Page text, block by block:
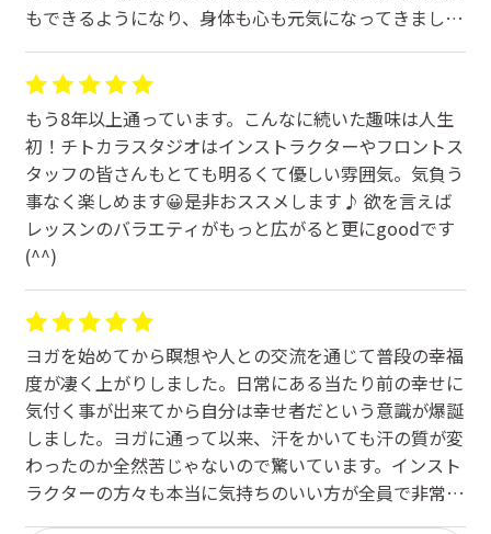
もできるようになり、身体も心も元気になってきまし
た。
出来なかったポーズが、少しずつ出来るようになり、体
感の変化を日々実感できています。
組めなかった胡座が出来るようになり、生活面で階段の
上り下りが楽になってきた事、諦めから「やれば出来
る！」に変わってきました。講師の皆様のおかげです。
これからも楽しみながら頑張ります。千歳烏山店、元気
で花咲く癒しの楽園！お勧めです♪
もう8年以上通っています。こんなに続いた趣味は人生
初！チトカラスタジオはインストラクターやフロントス
タッフの皆さんもとても明るくて優しい雰囲気。気負う
事なく楽しめます😀是非おススメします♪ 欲を言えば
レッスンのバラエティがもっと広がると更にgoodです
(^^)
ヨガを始めてから瞑想や人との交流を通じて普段の幸福
度が凄く上がりしました。日常にある当たり前の幸せに
気付く事が出来てから自分は幸せ者だという意識が爆誕
しました。ヨガに通って以来、汗をかいても汗の質が変
わったのか全然苦じゃないので驚いています。インスト
ラクターの方々も本当に気持ちのいい方が全員で非常に
通い易いです。有難う御座います。